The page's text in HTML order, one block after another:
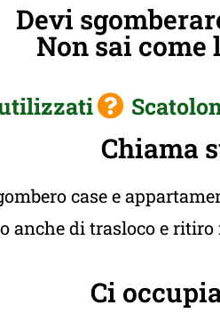
Devi
Non sai
Chiama
case e
anche di trasloco e
Ci